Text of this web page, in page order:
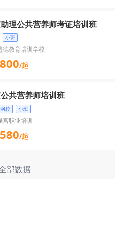
理公共营养师考证培训班
小班
德教育培训学校
/起
共营养师培训班
校 小班
宫职业培训
/起
部数据